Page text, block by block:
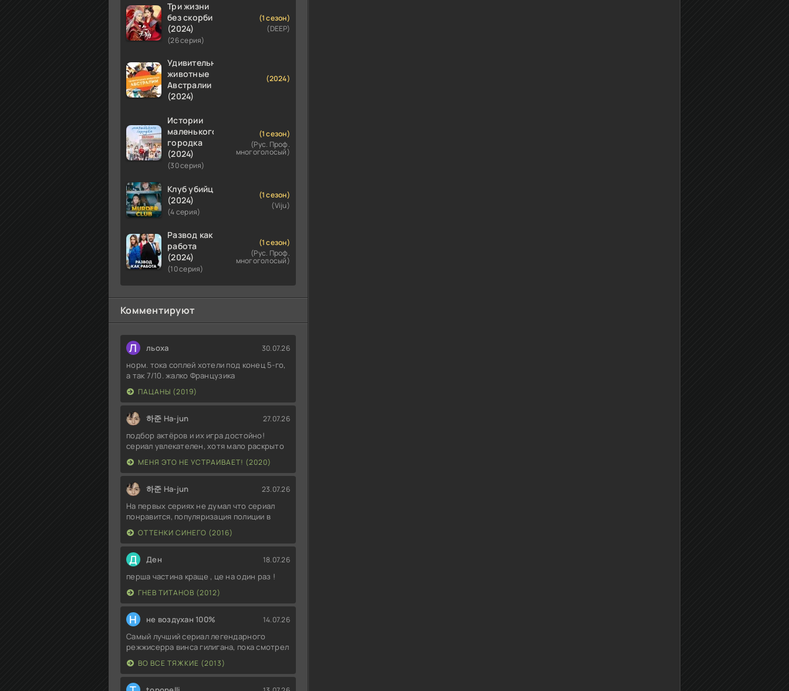
Три жизни
без скорби
(2024)
(26 серия)
(1 сезон)
(DEEP)
Удивительные
животные
Австралии
(2024)
(2024)
Истории
маленького
городка
(2024)
(30 серия)
(1 сезон)
(Рус. Проф.
многоголосый)
Клуб убийц
(2024)
(4 серия)
(1 сезон)
(Viju)
Развод как
работа
(2024)
(10 серия)
(1 сезон)
(Рус. Проф.
многоголосый)
Комментируют
Л льоха 30.07.26
норм. тока соплей хотели под конец 5-го,
а так 7/10. жалко Французика
ПАЦАНЫ (2019)
하준 Ha-jun 27.07.26
подбор актёров и их игра достойно!
сериал увлекателен, хотя мало раскрыто
МЕНЯ ЭТО НЕ УСТРАИВАЕТ! (2020)
하준 Ha-jun 23.07.26
На первых сериях не думал что сериал
понравится, популяризация полиции в
ОТТЕНКИ СИНЕГО (2016)
Д Ден 18.07.26
перша частина краще , це на один раз !
ГНЕВ ТИТАНОВ (2012)
Н не воздухан 100% 14.07.26
Самый лучший сериал легендарного
режжисерра винса гилигана, пока смотрел
ВО ВСЕ ТЯЖКИЕ (2013)